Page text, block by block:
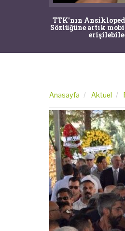
TTK'nın
Sözlüğüne artık
Anasayfa Aktüel